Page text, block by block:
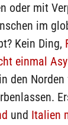
oder mit
im
Kein Ding,
einmal
den
und Italien